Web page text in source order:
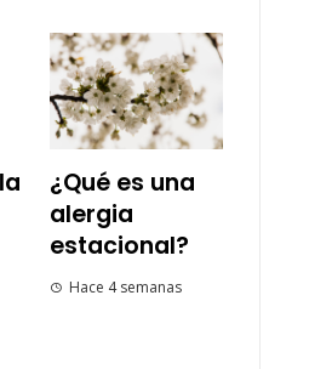
¿Qué es una
alergia
estacional?
Hace 4 semanas